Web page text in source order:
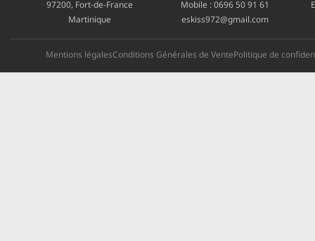
97200, Fort-de-France
Martinique
Mobile :0696 50 91 61
eskiss972@gmail.com
Mentions légalesConditions Générales de VentePolitique de